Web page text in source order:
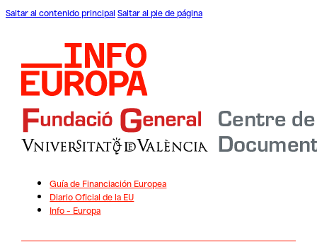
Saltar al contenido principal Saltar al pie de página
Guía de Financiación Europea
Diario Oficial de la EU
Info – Europa